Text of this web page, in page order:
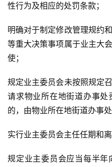
性行为及相应的处罚条款；
明确对于制定修改管理规约
等重大决策事项属于业主大
使；
规定业主委员会未按照规定
请求物业所在地街道办事
的，由物业所在地街道办事处
实行业主委员会主任任期和
规定业主委员会应当每半